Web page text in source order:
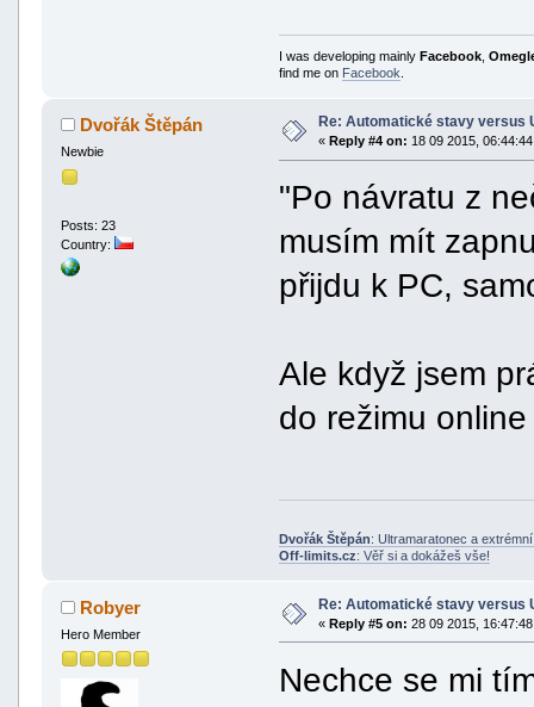
I was developing mainly Facebook ,
find me on Facebook
Dvořák Štěpán
Newbie
Posts: 23
Country:
Re: Automatické stavy versus
« Reply #4 on: 18 09 2015,
"Po návratu z
musím mít
přijdu k PC,
Ale když jsem
do režimu
Dvořák Štěpán: Ultramaratonec a
Off-limits.cz: Věř si a dokážeš vše!
Robyer
Hero Member
Re: Automatické stavy versus
« Reply #5 on: 28 09 2015,
Nechce se mi